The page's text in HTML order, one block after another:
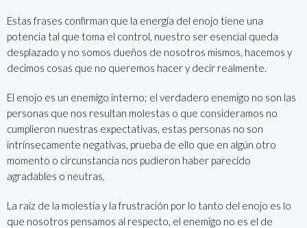
Estas frases confirman que la energía del enojo tiene una
potencia tal que toma el control, nuestro ser esencial queda
desplazado y no somos dueños de nosotros mismos, hacemos y
decimos cosas que no queremos hacer y decir realmente.
El enojo es un enemigo interno; el verdadero enemigo no son las
personas que nos resultan molestas o que consideramos no
cumplieron nuestras expectativas, estas personas no son
intrínsecamente negativas, prueba de ello que en algún otro
momento o circunstancia nos pudieron haber parecido
agradables o neutras.
La raíz de la molestia y la frustración por lo tanto del enojo es lo
que nosotros pensamos al respecto, el enemigo no es el de